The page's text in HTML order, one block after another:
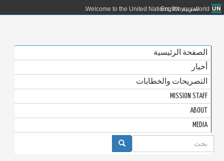
Welcome to the United Nations. It's your world.
العربية English
الصفحة الرئيسية
أخبار
التصريحات والخطابات
MISSION STAFF
ABOUT
MEDIA
استمارة